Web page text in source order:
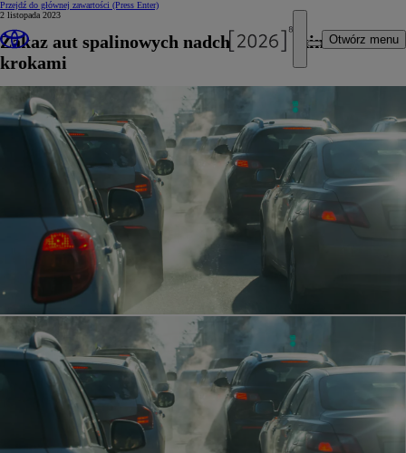
Przejdź do głównej zawartości (Press Enter)
Otwórz menu
2 listopada 2023
Zakaz aut spalinowych nadchodzi wielkimi
krokami